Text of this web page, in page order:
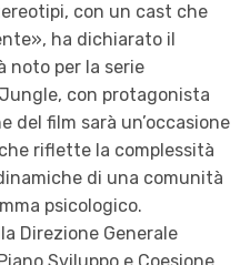
con un cast che
ha dichiarato il
noto per la serie
con protagonista
del film sarà un’occasione
riflette la complessità
di una comunità
psicologico.
Direzione Generale